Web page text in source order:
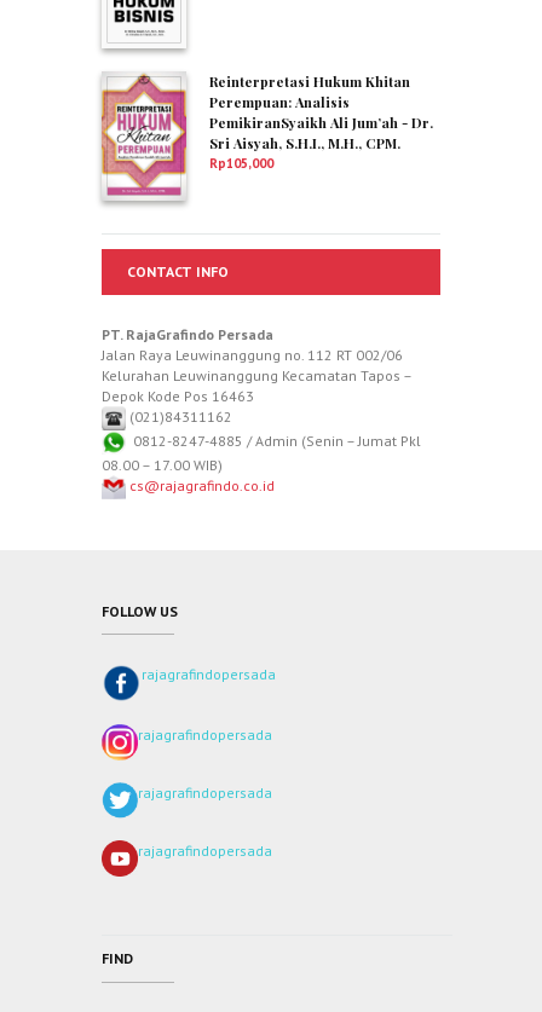
Reinterpretasi Hukum Khitan
Perempuan: Analisis
PemikiranSyaikh Ali Jum’ah - Dr.
Sri Aisyah, S.H.I., M.H., CPM.
Rp105,000
CONTACT INFO
PT. RajaGrafindo Persada
Jalan Raya Leuwinanggung no. 112 RT 002/06
Kelurahan Leuwinanggung Kecamatan Tapos –
Depok Kode Pos 16463
(021)84311162
0812-8247-4885 / Admin (Senin – Jumat Pkl
08.00 – 17.00 WIB)
cs@rajagrafindo.co.id
FOLLOW US
rajagrafindopersada
rajagrafindopersada
rajagrafindopersada
rajagrafindopersada
FIND